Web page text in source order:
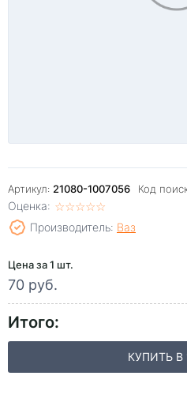
Артикул: 21080-1007056 Код
Оценка: ☆☆☆☆☆
★★★★★
Производитель: Ваз
Цена за 1 шт.
70 руб.
Итого:
КУПИТЬ В